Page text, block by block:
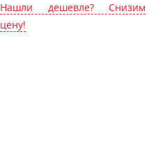
Нашли дешевле? Снизим
цену!